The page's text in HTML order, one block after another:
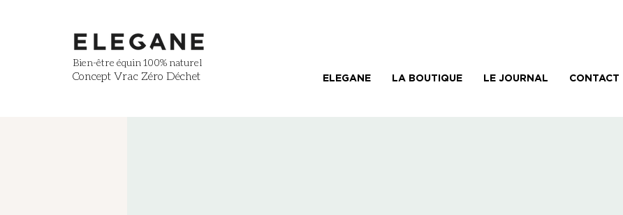
Bien-être équin 100% naturel
Concept Vrac Zéro Déchet ELEGANE LA BOUTIQUE LE JOURNAL CONTACT